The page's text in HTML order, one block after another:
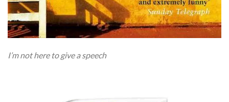
I’m not here to give a speech